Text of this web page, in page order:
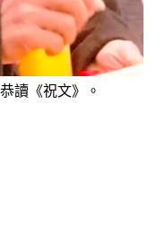
讀《祝文》。